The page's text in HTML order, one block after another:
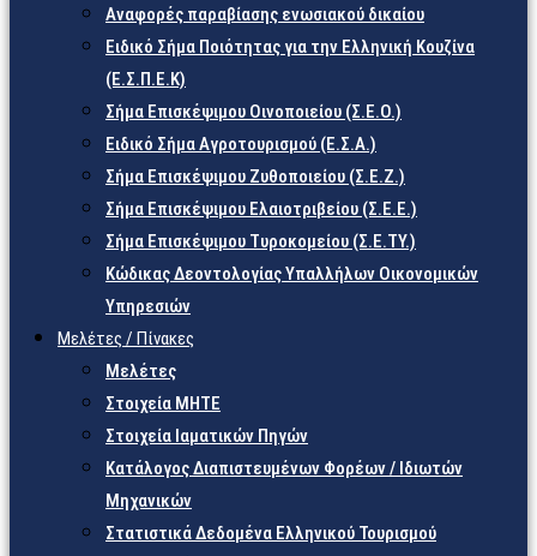
Αναφορές παραβίασης ενωσιακού δικαίου
Ειδικό Σήμα Ποιότητας για την Ελληνική Κουζίνα
(Ε.Σ.Π.Ε.Κ)
Σήμα Επισκέψιμου Οινοποιείου (Σ.Ε.Ο.)
Ειδικό Σήμα Αγροτουρισμού (Ε.Σ.Α.)
Σήμα Επισκέψιμου Ζυθοποιείου (Σ.Ε.Ζ.)
Σήμα Επισκέψιμου Ελαιοτριβείου (Σ.Ε.Ε.)
Σήμα Επισκέψιμου Τυροκομείου (Σ.Ε.TY.)
Κώδικας Δεοντολογίας Υπαλλήλων Οικονομικών
Υπηρεσιών
Μελέτες / Πίνακες
Μελέτες
Στοιχεία ΜΗΤΕ
Στοιχεία Ιαματικών Πηγών
Κατάλογος Διαπιστευμένων Φορέων / Ιδιωτών
Μηχανικών
Στατιστικά Δεδομένα Ελληνικού Τουρισμού